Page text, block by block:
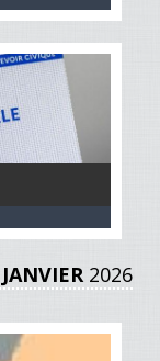
JANVIER2026